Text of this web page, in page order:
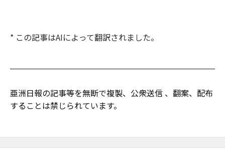
* この記事はAIによって翻訳されました。
亜洲日報の記事等を無断で複製、公衆送信 、翻案、配布
することは禁じられています。